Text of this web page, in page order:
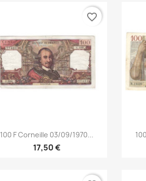
Aperçu rapide
100 F Corneille 03/09/1970...
17,50 €
favorite_border